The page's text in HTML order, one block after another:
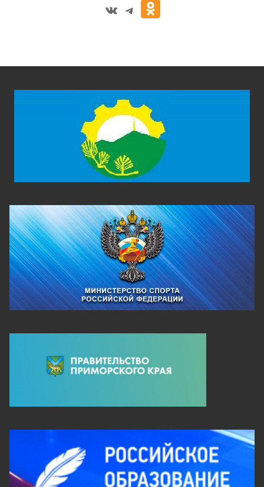
VK Telegram